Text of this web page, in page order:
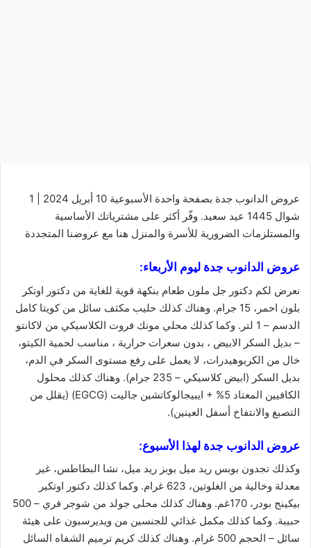
عروض الدانوب جدة بصفحة واحدة الأسبوعية 10 أبريل 2024 | 1
شوال 1445 عيد سعيد. وفّر أكثر على مشترياتك الأساسية
والمستلزمات الضرورية للأسرة والمنزل هنا مع عروضنا المتجددة
عروض الدانوب جدة ليوم الأربعاء:
نعرض لكم دكتور جل ملون طعام بنكهة قوية للغاية من دكتور اوتكر
بلون احمر، 15 جرام. وهناك كذلك حليب مكثف سائل من كويتا كامل
الدسم – 1 لتر. وكما كذلك محلي مونك فروت الكلاسيكي من لاكانتو
– بديل السكر الابيض ، بدون سعرات حرارية ، مناسب لحمية الكيتو،
خال من الكربوهيدرات، لا يعمل على رفع مستوى السكر في الدم،
بديل السكر (ابيض كلاسيكي – 235 جرام). وهناك كذلك محلول
الكافيين المعتاد 5% + ايبيجالوكاتشين جاليت (EGCG) (يقلل من
التصبغ والانتفاخ أسفل العينين).
عروض الدانوب جدة لهذا الأسبوع:
وكذلك تجدون بوبس ريد ميل بوبز ريد ميل، نشا البطاطس، غير
معدلة وخالية من الغلوتين، 623 غرام. وكما كذلك دكتور اوتكير
بيكينج بودر، 170غم. وهناك كذلك محلى جولد من شوجر فري – 500
حبيبة. وكما كذلك مكمل غذائي للجنسين من ويديرسبون على هيئة
سائل – الحجم 500 غرام. وهناك كذلك كريم ترميم الشفاه السائل